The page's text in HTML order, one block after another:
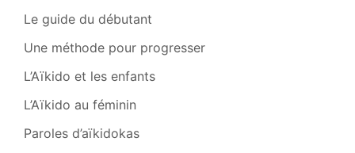
Le guide du débutant
Une méthode pour progresser
L’Aïkido et les enfants
L’Aïkido au féminin
Paroles d’aïkidokas